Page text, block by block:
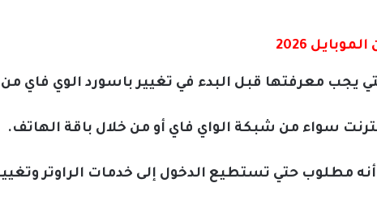
2026
معرفتها قبل البدء في تغيير باسورد الوي فاي من
سواء من شبكة الواي فاي أو من خلال باقة الهاتف.
أنه مطلوب حتي تستطيع الدخول إلى خدمات الراوتر